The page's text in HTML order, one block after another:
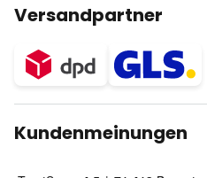
Versandpartner
Kundenmeinungen